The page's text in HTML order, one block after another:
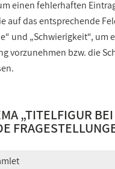
einen fehlerhaften
auf das entsprechende
und „Schwierigkeit“, um
vorzunehmen bzw. die
„TITELFIGUR